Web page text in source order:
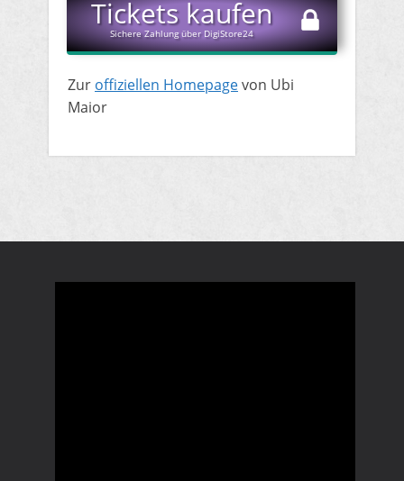
​Tickets kaufen
Sichere Zahlung über DigiStore24
​Zur offiziellen Homepagevon Ubi
Maior